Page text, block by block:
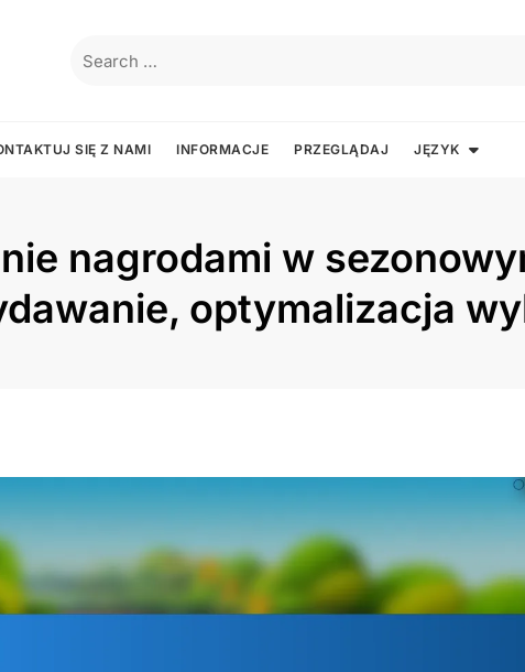
for:
SIĘ Z NAMI INFORMACJE PRZEGLĄDAJ JĘZYK
nagrodami w
optymalizacja